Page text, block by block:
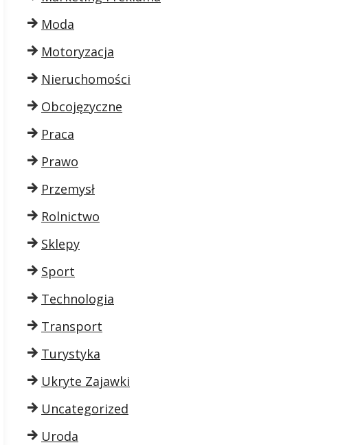
Moda
Motoryzacja
Nieruchomości
Obcojęzyczne
Praca
Prawo
Przemysł
Rolnictwo
Sklepy
Sport
Technologia
Transport
Turystyka
Ukryte Zajawki
Uncategorized
Uroda